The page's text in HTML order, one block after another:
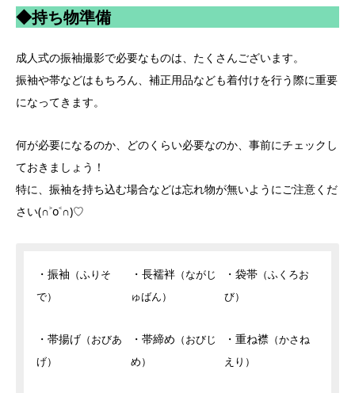
◆持ち物準備
成人式の振袖撮影で必要なものは、たくさんございます。
振袖や帯などはもちろん、補正用品なども着付けを行う際に重要
になってきます。
何が必要になるのか、どのくらい必要なのか、事前にチェックし
ておきましょう！
特に、振袖を持ち込む場合などは忘れ物が無いようにご注意くだ
さい(∩˃o˂∩)♡
・振袖 （ふりそ
で）
・長襦袢（ながじ
ゅばん）
・袋帯 （ふくろお
び）
・帯揚げ（おびあ
げ）
・帯締め （おびじ
め）
・重ね襟 （かさね
えり）